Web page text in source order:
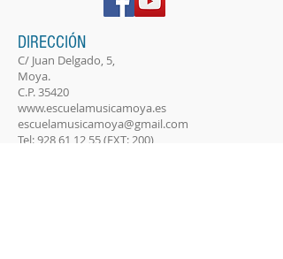
DIRECCIÓN
C/ Juan Delgado, 5,
Moya.
C.P. 35420
www.escuelamusicamoya.es
escuelamusicamoya@gmail.com
Tel:928 61 12 55(EXT: 200)